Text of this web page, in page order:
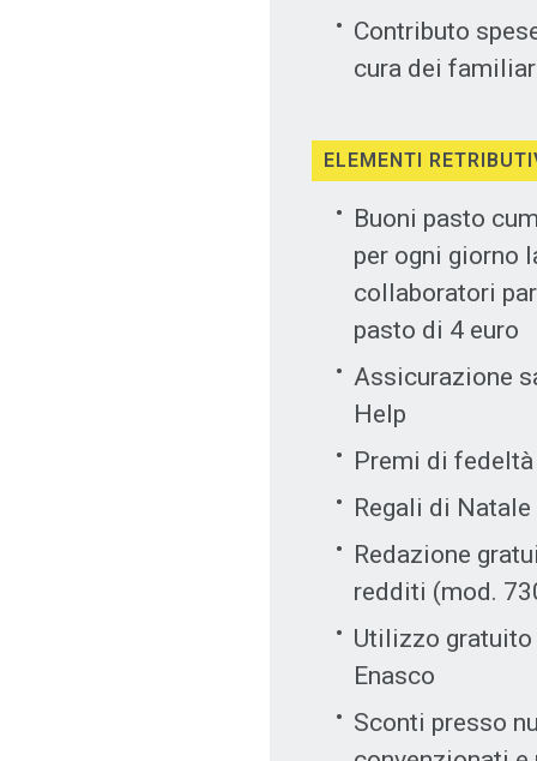
Contributo
cura dei
ELEMENTI
Buoni pasto
per ogni giorno
collaboratori
pasto di 4 euro
Assicurazione
Help
Premi di fedeltà
Regali di
Redazione
redditi (mod.
Utilizzo
Enasco
Sconti presso